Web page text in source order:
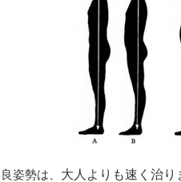
姿勢は、 大人よりも速く治り